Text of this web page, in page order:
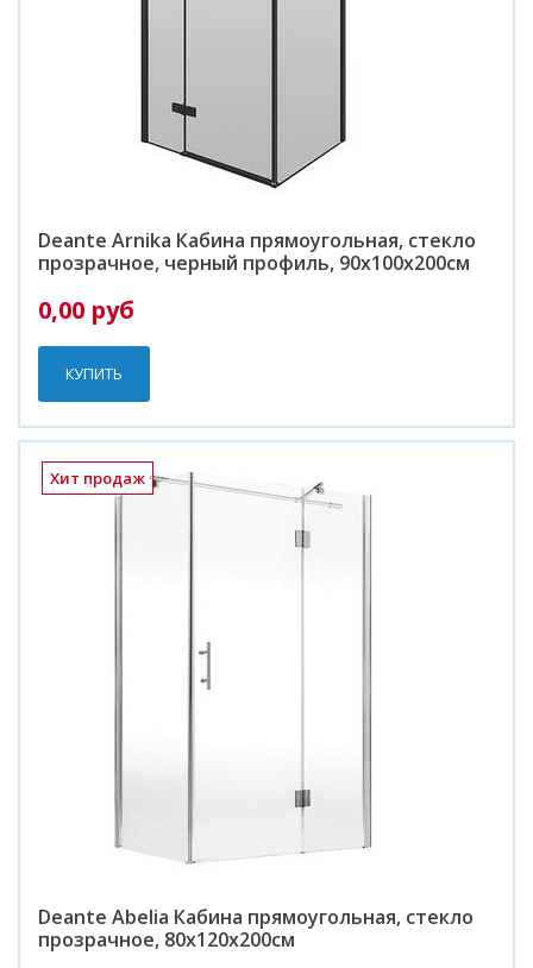
Deante Arnika Кабина прямоугольная, стекло
прозрачное, черный профиль, 90х100х200см
0,00 руб
КУПИТЬ
Хит продаж
Deante Abelia Кабина прямоугольная, стекло
прозрачное, 80х120х200см